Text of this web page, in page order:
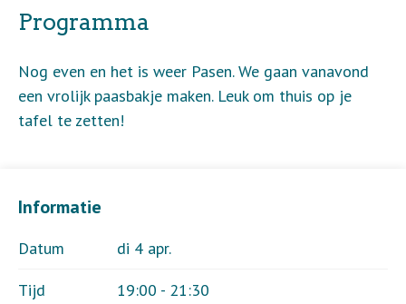
Informatie
Datum
di 4 apr.
Tijd
19:00 - 21:30
Programma
Nog even en het is weer Pasen. We gaan vanavond
een vrolijk paasbakje maken. Leuk om thuis op je
tafel te zetten!